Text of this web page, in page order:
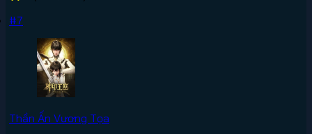
#7
Thần Ấn Vương Tọa